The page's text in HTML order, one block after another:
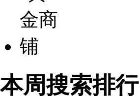
本周搜索排行